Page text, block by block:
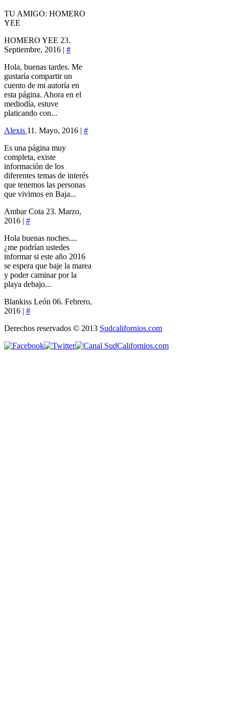
TU AMIGO: HOMERO
YEE
HOMERO YEE 23.
Septiembre, 2016 | #
Hola, buenas tardes. Me
gustaría compartir un
cuento de mi autoría en
esta página. Ahora en el
mediodía, estuve
platicando con...
Alexis 11. Mayo, 2016 | #
Es una página muy
completa, existe
información de los
diferentes temas de interés
que tenemos las personas
que vivimos en Baja...
Ambar Cota 23. Marzo,
2016 | #
Hola buenas noches....
¿me podrían ustedes
informar si este año 2016
se espera que baje la marea
y poder caminar por la
playa debajo...
Blankiss León 06. Febrero,
2016 | #
Derechos reservados © 2013 Sudcalifornios.com